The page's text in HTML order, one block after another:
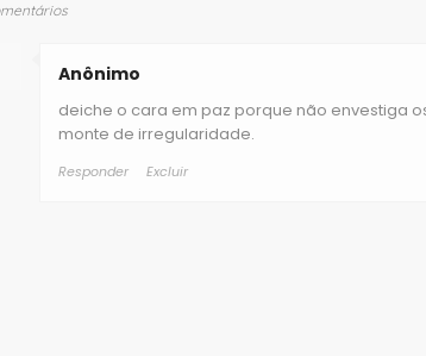
Anônimo
deiche o cara em paz porque não envestiga
monte de irregularidade.
Responder Excluir